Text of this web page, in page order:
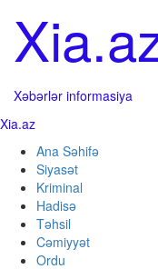
content
Xəbərlər informasiya
Primary
Xia.az
Ana Səhifə
Siyasət
Kriminal
Hadisə
Təhsil
Cəmiyyət
Ordu